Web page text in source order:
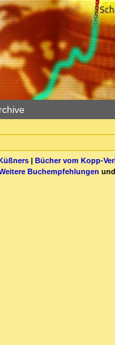
| Bücher vom Kopp-
Buchempfehlungen und